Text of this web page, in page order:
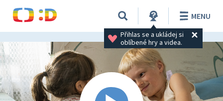
Přihlas se a ukládej si
oblíbené hry a videa.
MENU